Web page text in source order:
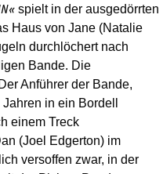
spielt in der ausgedörrten
Haus von Jane (Natalie
durchlöchert nach
Bande. Die
Anführer der Bande,
in ein Bordell
einem Treck
(Joel Edgerton) im
versoffen zwar, in der